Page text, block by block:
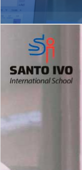
Matrículas Abertas
2º AO
Com